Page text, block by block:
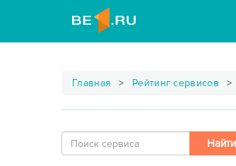
Главная Рейтинг сервисов